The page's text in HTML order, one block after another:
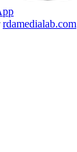
rdamedialab.com